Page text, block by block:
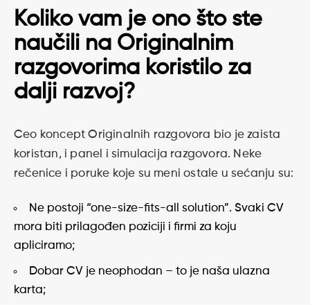
Koliko vam je ono što ste
naučili na Originalnim
razgovorima koristilo za
dalji razvoj?
Ceo koncept Originalnih razgovora bio je zaista
koristan, i panel i simulacija razgovora. Neke
rečenice i poruke koje su meni ostale u sećanju su:
Ne postoji “one-size-fits-all solution”. Svaki CV
mora biti prilagođen poziciji i firmi za koju
apliciramo;
Dobar CV je neophodan – to je naša ulazna
karta;